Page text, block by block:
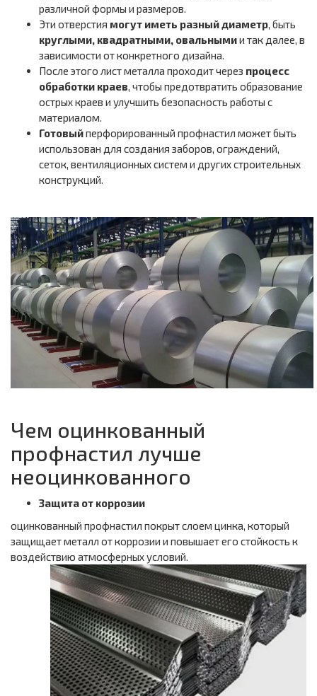
различной формы и размеров.
Эти отверстия могут иметь разный диаметр , быть
круглыми, квадратными, овальнымии так далее, в
зависимости от конкретного дизайна.
После этого лист металла проходит через процесс
обработки краев , чтобы предотвратить образование
острых краев и улучшить безопасность работы с
материалом.
Готовыйперфорированный профнастил может быть
использован для создания заборов, ограждений,
сеток, вентиляционных систем и других строительных
конструкций.
Чем оцинкованный
профнастил лучше
неоцинкованного
Защита от коррозии
оцинкованный профнастил покрыт слоем цинка, который
защищает металл от коррозии и повышает его стойкость к
воздействию атмосферных условий.